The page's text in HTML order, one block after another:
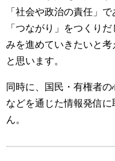
「社会や政治の責任」
「つながり」をつくり
みを進めていきたいと
と思います。
同時に、国民・有権者
などを通じた情報発信
ん。